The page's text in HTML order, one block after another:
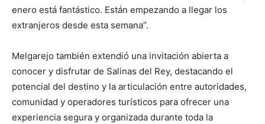
enero está fantástico. Están empezando a llegar los
extranjeros desde esta semana”.
Melgarejo también extendió una invitación abierta a
conocer y disfrutar de Salinas del Rey, destacando el
potencial del destino y la articulación entre autoridades,
comunidad y operadores turísticos para ofrecer una
experiencia segura y organizada durante toda la